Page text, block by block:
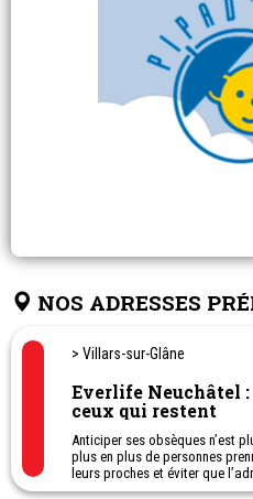
NOS ADRESSES
> Villars-sur-Glâne
Everlife Neuchâtel : comment soulager
ceux qui restent
Anticiper ses obsèques n’est
plus en plus de personnes
leurs proches et éviter que
dépenses inattendues ne